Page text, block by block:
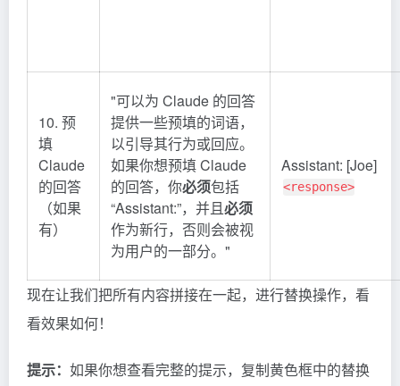
10. 预
填
Claude
的回答
（如果
有）
"可以为 Claude 的回答
提供一些预填的词语，
以引导其行为或回应。
如果你想预填 Claude
的回答，你必须包括
“Assistant:”，并且必须
作为新行，否则会被视
为用户的一部分。"
Assistant: [Joe]
<response>
现在让我们把所有内容拼接在一起，进行替换操作，看
看效果如何！
提示： 如果你想查看完整的提示，复制黄色框中的替换